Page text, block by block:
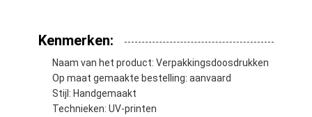
Kenmerken:
Naam van het product: Verpakkingsdoosdrukken
Op maat gemaakte bestelling: aanvaard
Stijl: Handgemaakt
Technieken: UV-printen